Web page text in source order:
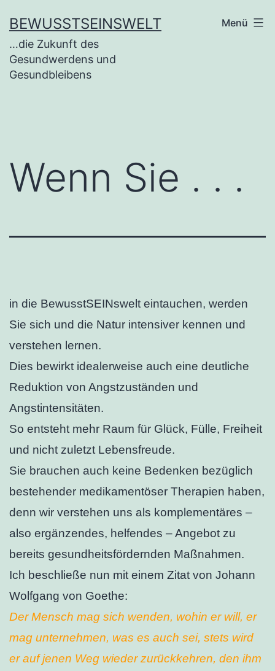
BEWUSSTSEINSWELT
…die Zukunft des
Gesundwerdens und
Gesundbleibens
Menü
Wenn Sie . . .
in die BewusstSEINswelt eintauchen, werden
Sie sich und die Natur intensiver kennen und
verstehen lernen.
Dies bewirkt idealerweise auch eine deutliche
Reduktion von Angstzuständen und
Angstintensitäten.
So entsteht mehr Raum für Glück, Fülle, Freiheit
und nicht zuletzt Lebensfreude.
Sie brauchen auch keine Bedenken bezüglich
bestehender medikamentöser Therapien haben,
denn wir verstehen uns als komplementäres –
also ergänzendes, helfendes – Angebot zu
bereits gesundheitsfördernden Maßnahmen.
Ich beschließe nun mit einem Zitat von Johann
Wolfgang von Goethe:
Der Mensch mag sich wenden, wohin er will, er
mag unternehmen, was es auch sei, stets wird
er auf jenen Weg wieder zurückkehren, den ihm